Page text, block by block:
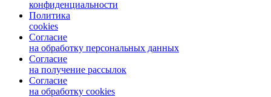
конфиденциальности
Политика
cookies
Согласие
на обработку персональных данных
Согласие
на получение рассылок
Согласие
на обработку cookies